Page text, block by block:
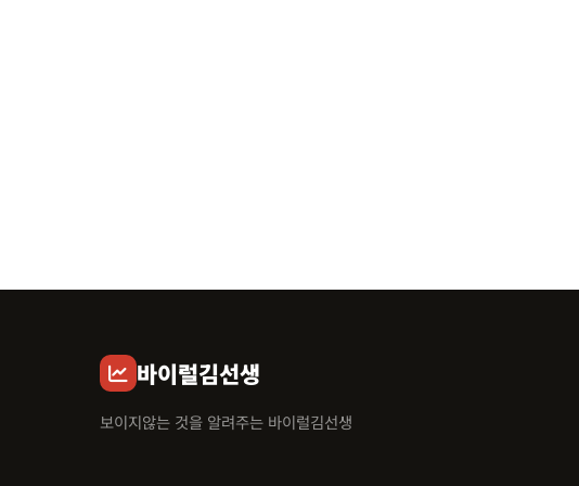
바이럴김선생
보이지않는 것을 알려주는 바이럴김선생